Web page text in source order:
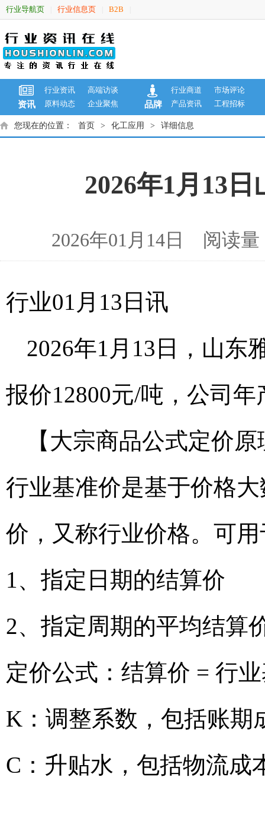
行业导航页 行业信息页 B2B
资讯
行业资讯
高端访谈
原料动态
企业聚焦 品牌
行业商道
市场评论
产品资讯
工程招标
您现在的位置： 首页 > 化工应用 > 详细信息
2026年1月13
2026年01月14日 阅读
行业01月13日讯
2026年1月13日，山东
报价12800元/吨，公司
【大宗商品公式定价
行业基准价是基于价格
价，又称行业价格。可
1、指定日期的结算价
2、指定周期的平均结算
定价公式：结算价 = 行
K：调整系数，包括账期
C：升贴水，包括物流成